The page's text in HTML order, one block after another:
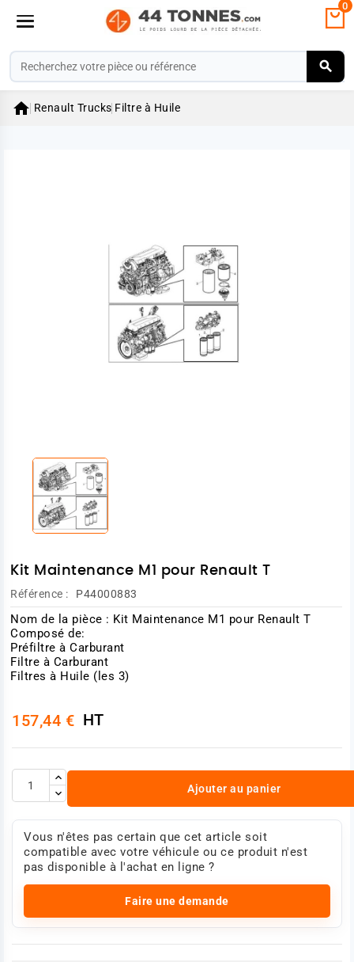
0
 Renault Trucks Filtre à Huile
Kit Maintenance M1 pour Renault T
Référence : P44000883
Nom de la pièce : Kit Maintenance M1 pour Renault T
Composé de:
Préfiltre à Carburant
Filtre à Carburant
Filtres à Huile (les 3)
Référence : 7423880701 - 7423108286
Photo non contractuelle
157,44 € HT
Ajouter au panier
Vous n'êtes pas certain que cet article soit
compatible avec votre véhicule ou ce produit n'est
pas disponible à l'achat en ligne ?
Faire une demande